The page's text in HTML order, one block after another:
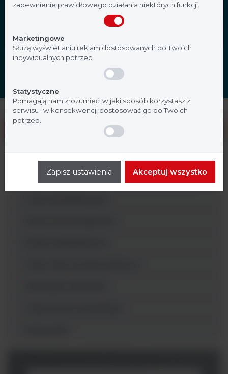
Sypkie
Nie jestem
zapewnienie prawidłowego działania niektórych funkcji.
Marketingowe
Służą wyświetlaniu reklam dostosowanych do Twoich
indywidualnych potrzeb.
Statystyczne
Pomagają nam zrozumieć, w jaki sposób korzystasz z
serwisu i w konsekwencji dostosować go do Twoich
potrzeb.
Zapisz ustawienia Akceptuj wszystko